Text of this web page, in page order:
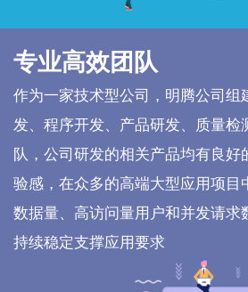
专业高效团队
作为一家技术型公司，明腾公司组
发、程序开发、产品研发、质量检
队，公司研发的相关产品均有良好
验感，在众多的高端大型应用项目
数据量、高访问量用户和并发请求
持续稳定支撑应用要求